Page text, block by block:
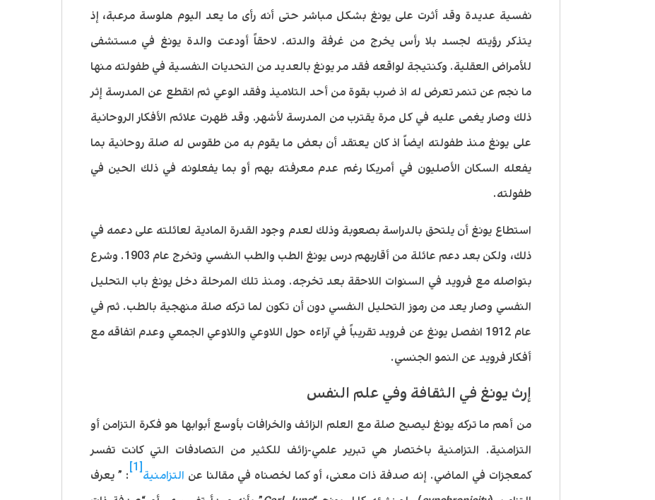
نفسية عديدة وقد أثرت على يونغ بشكل مباشر حتى أنه رأى ما يعد اليوم هلوسة مرعبة، إذ
يتذكر رؤيته لجسد بلا رأس يخرج من غرفة والدته. لاحقاً أودعت والدة يونغ في مستشفى
للأمراض العقلية. وكنتيجة لواقعه فقد مر يونغ بالعديد من التحديات النفسية في طفولته منها
ما نجم عن تنمر تعرض له اذ ضرب بقوة من أحد التلاميذ وفقد الوعي ثم انقطع عن المدرسة إثر
ذلك وصار يغمى عليه في كل مرة يقترب من المدرسة لأشهر. وقد ظهرت علائم الأفكار الروحانية
على يونغ منذ طفولته ايضاً اذ كان يعتقد أن بعض ما يقوم به من طقوس له صلة روحانية بما
يفعله السكان الأصليون في أمريكا رغم عدم معرفته بهم أو بما يفعلونه في ذلك الحين في
طفولته.
استطاع يونغ أن يلتحق بالدراسة بصعوبة وذلك لعدم وجود القدرة المادية لعائلته على دعمه في
ذلك، ولكن بعد دعم عائلة من أقاربهم درس يونغ الطب والطب النفسي وتخرج عام 1903. وشرع
بتواصله مع فرويد في السنوات اللاحقة بعد تخرجه. ومنذ تلك المرحلة دخل يونغ باب التحليل
النفسي وصار يعد من رموز التحليل النفسي دون أن تكون لما تركه صلة منهجية بالطب. ثم في
عام 1912 انفصل يونغ عن فرويد تقريباً في آراءه حول اللاوعي واللاوعي الجمعي وعدم اتفاقه مع
أفكار فرويد عن النمو الجنسي.
إرث يونغ في الثقافة وفي علم النفس
من أهم ما تركه يونغ ليصبح صلة مع العلم الزائف والخرافات بأوسع أبوابها هو فكرة التزامن أو
التزامنية. التزامنية باختصار هي تبرير علمي-زائف للكثير من التصادفات التي كانت تفسر
كمعجزات في الماضي. إنه صدفة ذات معنى، أو كما لخصناه في مقالنا عن التزامنية
[1]
: ” يعرف